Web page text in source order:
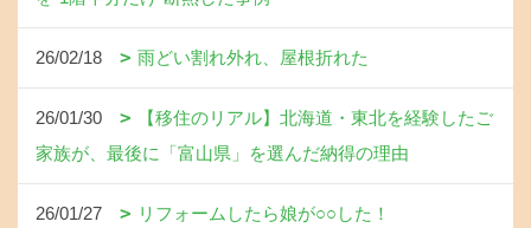
26/02/18 雨どい割れ外れ、屋根折れた
26/01/30
【移住のリアル】北海道・東北を経験したご
家族が、最後に「富山県」を選んだ納得の理由
26/01/27 リフォームしたら娘が○○した！